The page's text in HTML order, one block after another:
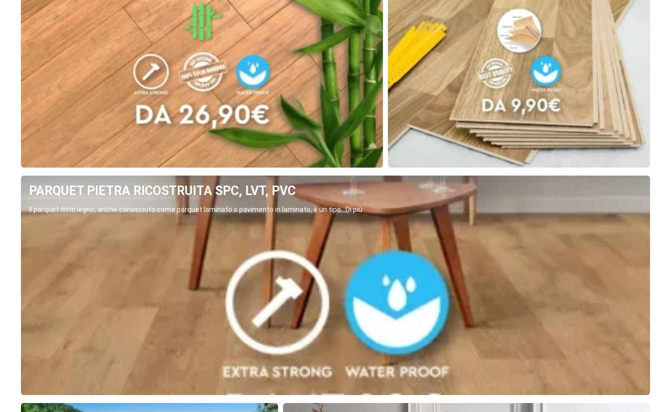
PARQUET PIETRA RICOSTRUITA SPC, LVT, PVC
Il parquet finto legno, anche conosciuto come parquet laminato o pavimento in laminato, è un tipo...Di più